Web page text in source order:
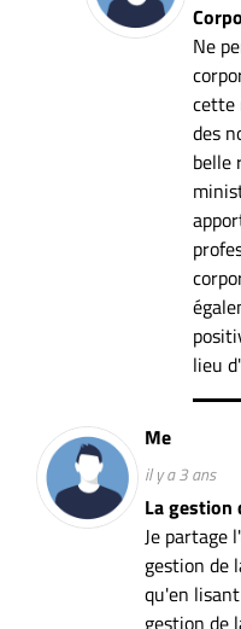
Ne
cette
des
belle
lieu
Me
il y a 3 ans
La gestion
Je partage
gestion de
qu'en
gestion de